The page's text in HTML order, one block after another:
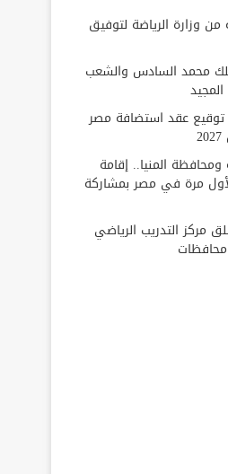
وزارة الرياضة لتوفيق
محمد السادس والشعب
توقيع عقد استضافة مصر
ومحافظة المنيا.. إقامة
مرة في مصر بمشاركة
مركز التدريب الرياضي